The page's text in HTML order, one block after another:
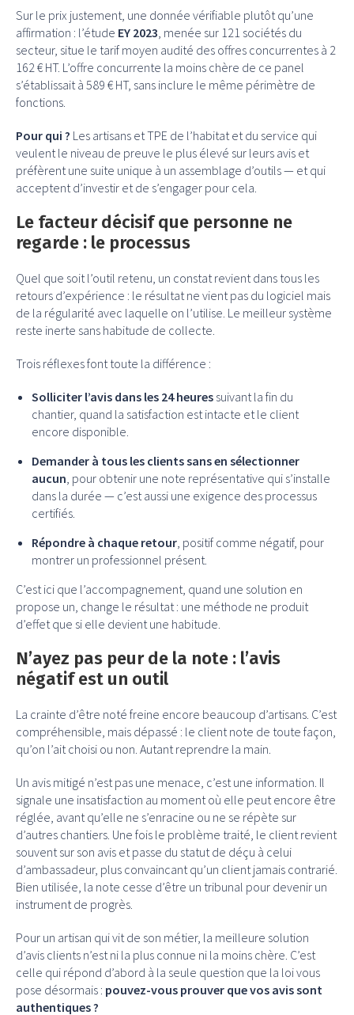
Sur le prix justement, une donnée vérifiable plutôt qu’une
affirmation : l’étude EY 2023 , menée sur 121 sociétés du
secteur, situe le tarif moyen audité des offres concurrentes à 2
162 € HT. L’offre concurrente la moins chère de ce panel
s’établissait à 589 € HT, sans inclure le même périmètre de
fonctions.
Pour qui ? Les artisans et TPE de l’habitat et du service qui
veulent le niveau de preuve le plus élevé sur leurs avis et
préfèrent une suite unique à un assemblage d’outils — et qui
acceptent d’investir et de s’engager pour cela.
Le facteur décisif que personne ne
regarde : le processus
Quel que soit l’outil retenu, un constat revient dans tous les
retours d’expérience : le résultat ne vient pas du logiciel mais
de la régularité avec laquelle on l’utilise. Le meilleur système
reste inerte sans habitude de collecte.
Trois réflexes font toute la différence :
Solliciter l’avis dans les 24 heures suivant la fin du
chantier, quand la satisfaction est intacte et le client
encore disponible.
Demander à tous les clients sans en sélectionner
aucun , pour obtenir une note représentative qui s’installe
dans la durée — c’est aussi une exigence des processus
certifiés.
Répondre à chaque retour , positif comme négatif, pour
montrer un professionnel présent.
C’est ici que l’accompagnement, quand une solution en
propose un, change le résultat : une méthode ne produit
d’effet que si elle devient une habitude.
N’ayez pas peur de la note : l’avis
négatif est un outil
La crainte d’être noté freine encore beaucoup d’artisans. C’est
compréhensible, mais dépassé : le client note de toute façon,
qu’on l’ait choisi ou non. Autant reprendre la main.
Un avis mitigé n’est pas une menace, c’est une information. Il
signale une insatisfaction au moment où elle peut encore être
réglée, avant qu’elle ne s’enracine ou ne se répète sur
d’autres chantiers. Une fois le problème traité, le client revient
souvent sur son avis et passe du statut de déçu à celui
d’ambassadeur, plus convaincant qu’un client jamais contrarié.
Bien utilisée, la note cesse d’être un tribunal pour devenir un
instrument de progrès.
Pour un artisan qui vit de son métier, la meilleure solution
d’avis clients n’est ni la plus connue ni la moins chère. C’est
celle qui répond d’abord à la seule question que la loi vous
pose désormais : pouvez-vous prouver que vos avis sont
authentiques ?